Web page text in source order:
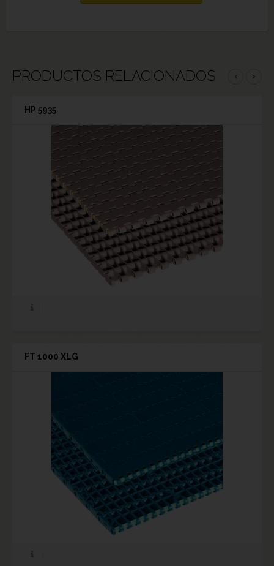
PRODUCTOS RELACIONADOS ‹ ›
HP 5935
FT 1000 XLG